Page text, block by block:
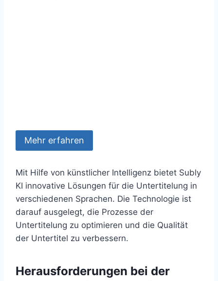
Mehr erfahren
Mit Hilfe von künstlicher Intelligenz bietet Subly
KI innovative Lösungen für die Untertitelung in
verschiedenen Sprachen. Die Technologie ist
darauf ausgelegt, die Prozesse der
Untertitelung zu optimieren und die Qualität
der Untertitel zu verbessern.
Herausforderungen bei der